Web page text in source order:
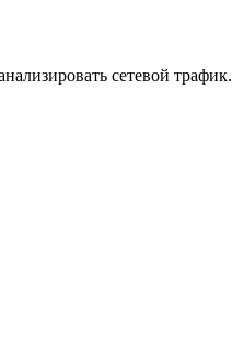
сетевой трафик.